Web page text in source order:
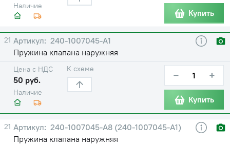
Наличие
Купить
21
240-1007045-А1
Пружина клапана наружняя
Наличие
Цена с НДС
50 руб.
К схеме − +
Купить
21
240-1007045-А8 (240-1007045-А1)
Пружина клапана наружняя